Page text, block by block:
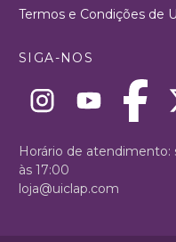
Termos e Condições de
SIGA-NOS
Horário de atendimento:
às 17:00
loja@uiclap.com